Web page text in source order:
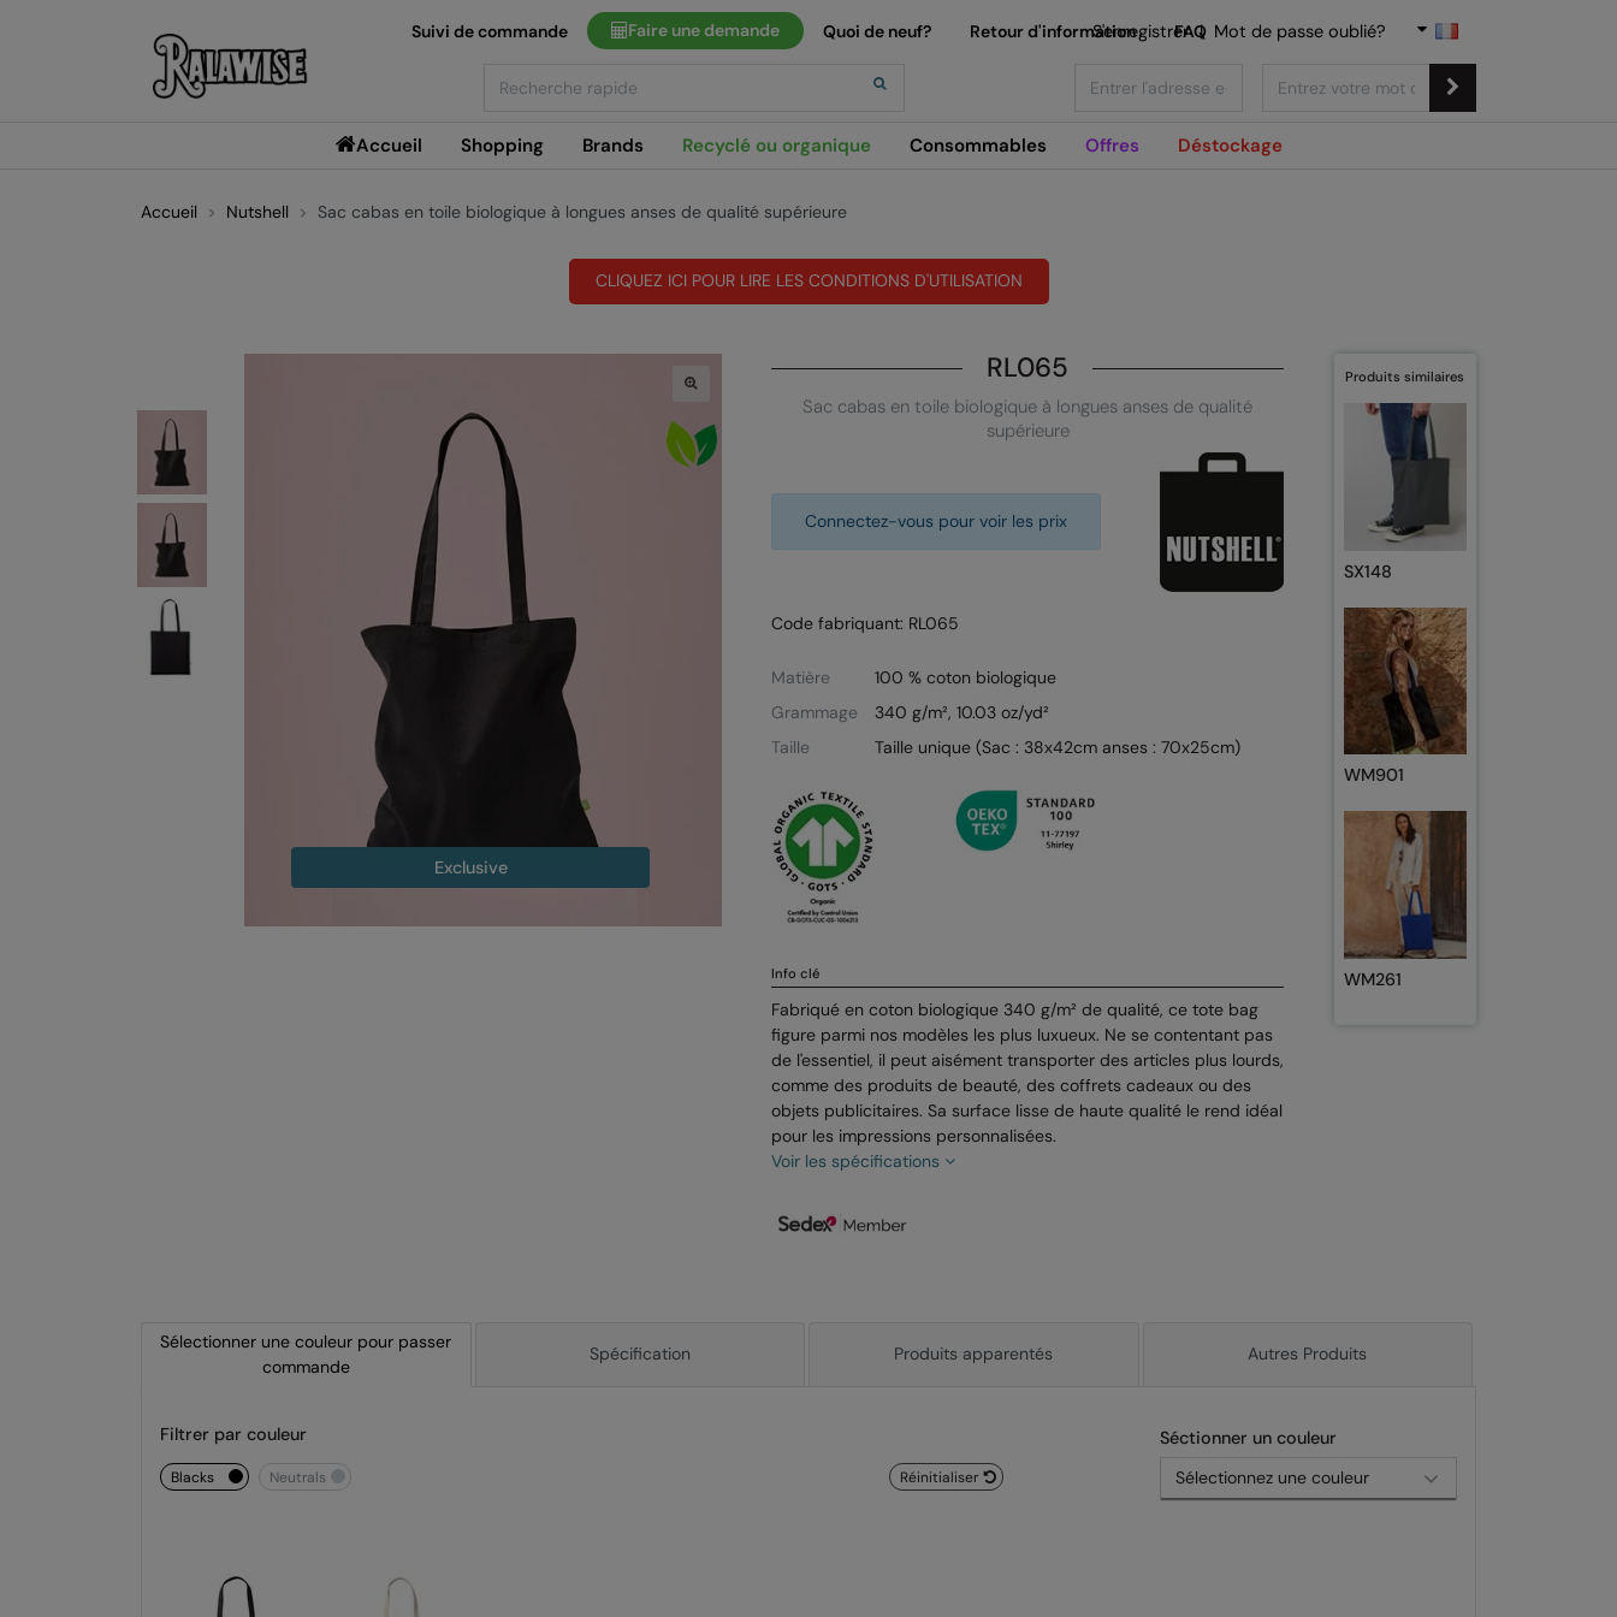
Accueil Shopping Brands Recyclé ou organique Consommables Offres Déstockage
Suivi de commande Faire une demande Quoi de neuf? Retour d'information FAQ
S'enregistrer | Mot de passe oublié?
Accueil Nutshell Sac cabas en toile biologique à longues anses de qualité supérieure
CLIQUEZ ICI POUR LIRE LES CONDITIONS D'UTILISATION
RL065
Sac cabas en toile biologique à longues anses de qualité
supérieure
Connectez-vous pour voir les prix
Code fabriquant: RL065
Matière
100 % coton biologique
Grammage
340 g/m², 10.03 oz/yd²
Taille
Taille unique (Sac : 38x42cm anses : 70x25cm)
Info clé
Fabriqué en coton biologique 340 g/m² de qualité, ce tote bag
figure parmi nos modèles les plus luxueux. Ne se contentant pas
de l'essentiel, il peut aisément transporter des articles plus lourds,
comme des produits de beauté, des coffrets cadeaux ou des
objets publicitaires. Sa surface lisse de haute qualité le rend idéal
pour les impressions personnalisées.
Voir les spécifications
Exclusive
Produits similaires
SX148
WM901
WM261
Sélectionner une couleur pour passer
commande
Spécification Produits apparentés Autres Produits
Séctionner un couleur
Filtrer par couleur
Réinitialiser
blacks neutrals